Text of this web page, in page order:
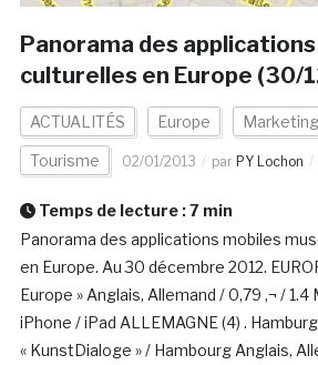
Panorama des
culturelles en Europe (30/
ACTUALITÉS Europe Marketing
Tourisme 02/01/2013 par PY Lochon
Temps de lecture :7 min
Panorama des applications mobiles
en Europe. Au 30 décembre 2012.
Europe » Anglais, Allemand / 0,79 ‚¬ /
iPhone / iPad ALLEMAGNE (4) .
« KunstDialoge » / Hambourg Anglais,